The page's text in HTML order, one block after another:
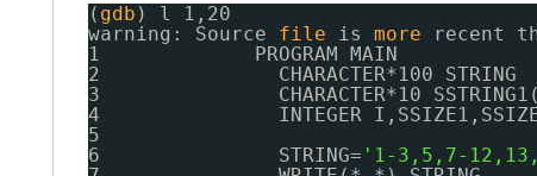
( gdb ) l 1,20
warning: Source file is more
recent
1             PROGRAM MAIN
2               CHARACTER*100 STRING
3               CHARACTER*10
4               INTEGER
5
6               STRING= '1-3,5,7-